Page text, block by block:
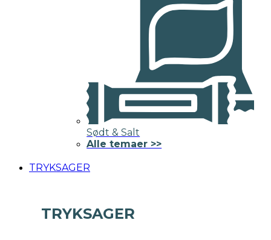
Sødt & Salt
Alle temaer >>
TRYKSAGER
TRYKSAGER